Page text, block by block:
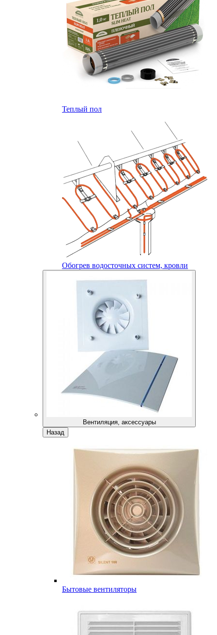
Теплый пол
Обогрев водосточных систем, кровли
Вентиляция, аксессуары
Назад
Бытовые вентиляторы